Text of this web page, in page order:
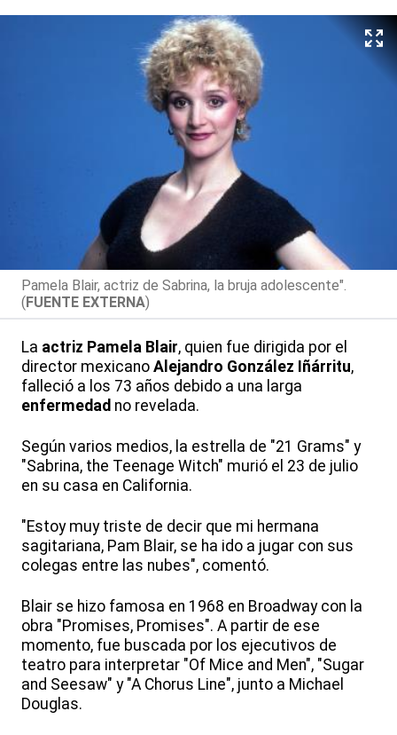
Pamela Blair, actriz de Sabrina, la bruja adolescente".
(FUENTE EXTERNA)
La actriz Pamela Blair, quien fue dirigida por el
director mexicano Alejandro González Iñárritu,
falleció a los 73 años debido a una larga
enfermedad no revelada.
Según varios medios, la estrella de "21 Grams" y
"Sabrina, the Teenage Witch" murió el 23 de julio
en su casa en California.
"Estoy muy triste de decir que mi hermana
sagitariana, Pam Blair, se ha ido a jugar con sus
colegas entre las nubes", comentó.
Blair se hizo famosa en 1968 en Broadway con la
obra "Promises, Promises". A partir de ese
momento, fue buscada por los ejecutivos de
teatro para interpretar "Of Mice and Men", "Sugar
and Seesaw" y "A Chorus Line", junto a Michael
Douglas.